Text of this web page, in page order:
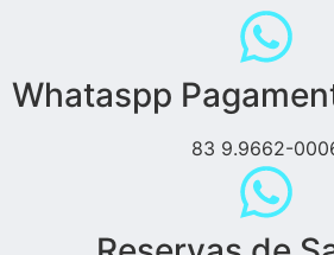
Whataspp
83 9.9662-